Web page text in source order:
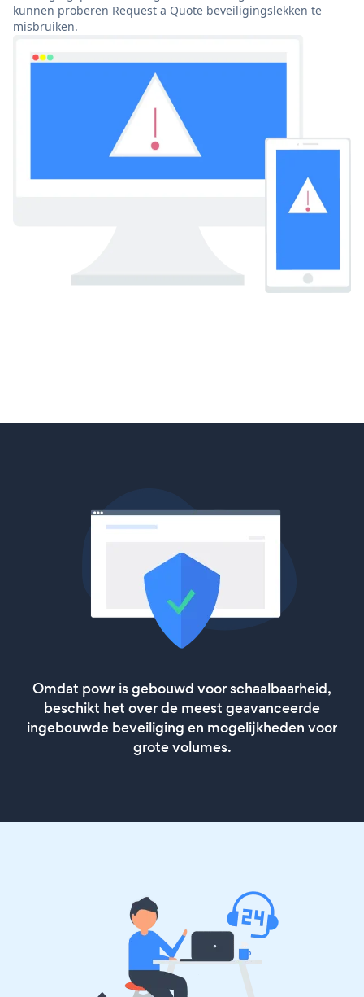
kunnen proberen Request a Quote beveiligingslekken te
misbruiken.
Omdat powr is gebouwd voor schaalbaarheid,
beschikt het over de meest geavanceerde
ingebouwde beveiliging en mogelijkheden voor
grote volumes.